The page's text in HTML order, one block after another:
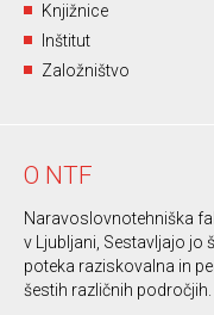
Knjižnice
Inštitut
Založništvo
O NTF
Naravoslovnotehniška
v Ljubljani, Sestavljajo jo
poteka raziskovalna in
šestih različnih področjih.